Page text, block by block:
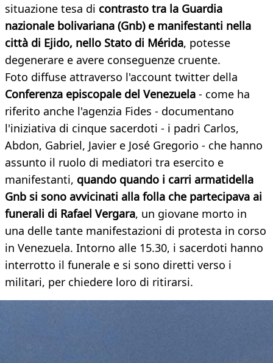
situazione tesa di contrasto tra la Guardia
nazionale bolivariana (Gnb) e manifestanti nella
città di Ejido, nello Stato di Mérida, potesse
degenerare e avere conseguenze cruente.
Foto diffuse attraverso l'account twitter della
Conferenza episcopale del Venezuela - come ha
riferito anche l'agenzia Fides - documentano
l'iniziativa di cinque sacerdoti - i padri Carlos,
Abdon, Gabriel, Javier e José Gregorio - che hanno
assunto il ruolo di mediatori tra esercito e
manifestanti, quando quando i carri armatidella
Gnb si sono avvicinati alla folla che partecipava ai
funerali di Rafael Vergara, un giovane morto in
una delle tante manifestazioni di protesta in corso
in Venezuela. Intorno alle 15.30, i sacerdoti hanno
interrotto il funerale e si sono diretti verso i
militari, per chiedere loro di ritirarsi.